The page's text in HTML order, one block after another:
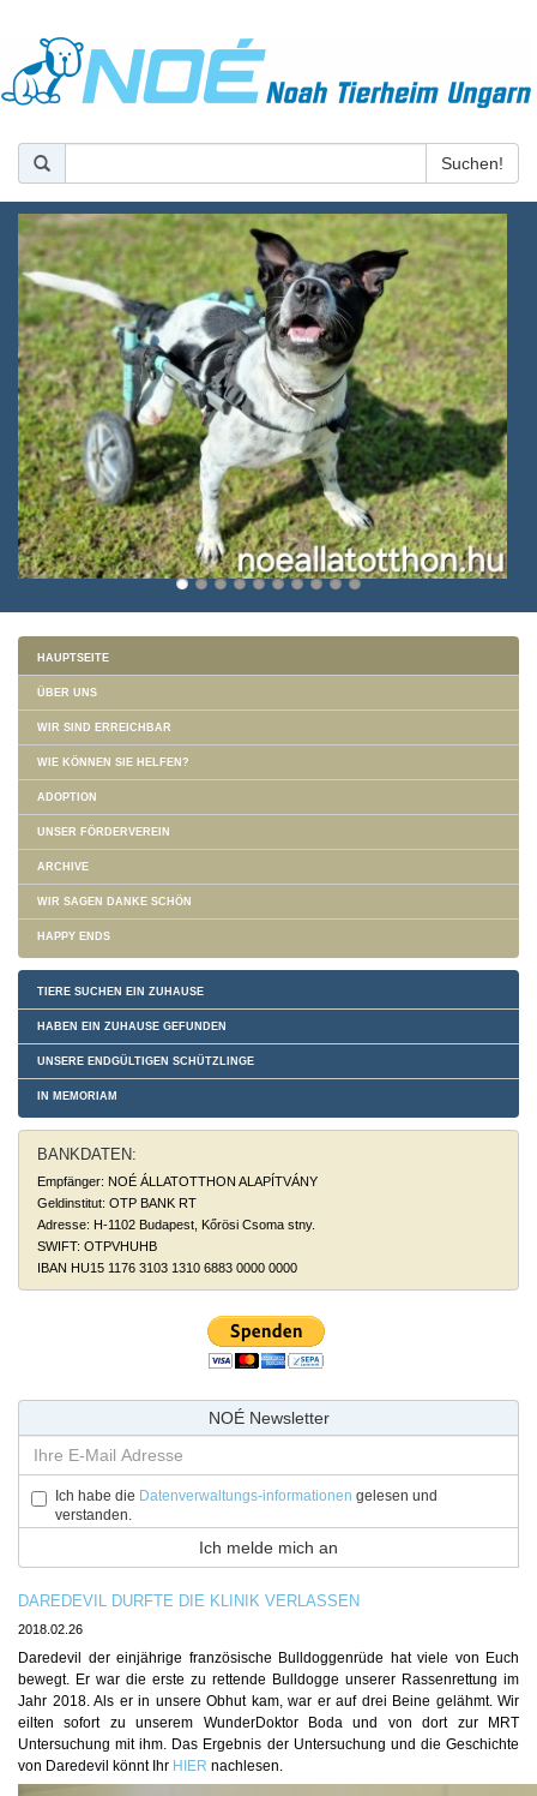
HAUPTSEITE
ÜBER UNS
WIR SIND ERREICHBAR
WIE KÖNNEN SIE HELFEN?
ADOPTION
UNSER FÖRDERVEREIN
ARCHIVE
WIR SAGEN DANKE SCHÖN
HAPPY ENDS
TIERE SUCHEN EIN ZUHAUSE
HABEN EIN ZUHAUSE GEFUNDEN
UNSERE ENDGÜLTIGEN SCHÜTZLINGE
IN MEMORIAM
BANKDATEN:
Empfänger: NOÉ ÁLLATOTTHON ALAPÍTVÁNY
Geldinstitut: OTP BANK RT
Adresse: H-1102 Budapest, Kőrösi Csoma stny.
SWIFT: OTPVHUHB
IBAN HU15 1176 3103 1310 6883 0000 0000
NOÉ Newsletter
Ich habe die Datenverwaltungs-informationen gelesen und
verstanden.
DAREDEVIL DURFTE DIE KLINIK VERLASSEN
2018.02.26
Daredevil der einjährige französische Bulldoggenrüde hat viele von Euch
bewegt. Er war die erste zu rettende Bulldogge unserer Rassenrettung im
Jahr 2018. Als er in unsere Obhut kam, war er auf drei Beine gelähmt. Wir
eilten sofort zu unserem WunderDoktor Boda und von dort zur MRT
Untersuchung mit ihm. Das Ergebnis der Untersuchung und die Geschichte
von Daredevil könnt Ihr HIER nachlesen.